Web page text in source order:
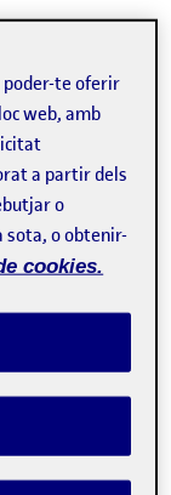
poder-te oferir
web, amb
a partir dels
o
sota, o obtenir-
cookies.